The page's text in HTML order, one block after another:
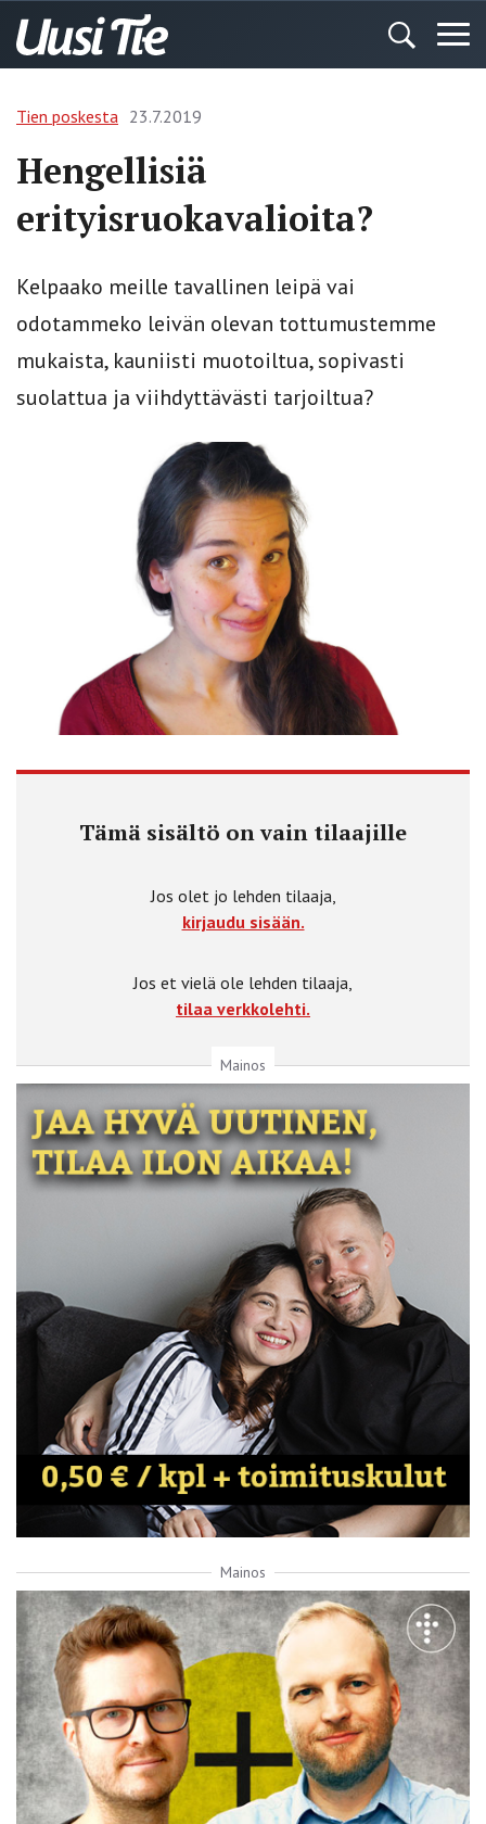
Tien poskesta 23.7.2019
Hengellisiä
erityisruokavalioita?
Kelpaako meille tavallinen leipä vai
odotammeko leivän olevan tottumustemme
mukaista, kauniisti muotoiltua, sopivasti
suolattua ja viihdyttävästi tarjoiltua?
Tämä sisältö on vain tilaajille
Jos olet jo lehden tilaaja,
kirjaudu sisään.
Jos et vielä ole lehden tilaaja,
tilaa verkkolehti.
Mainos
Mainos